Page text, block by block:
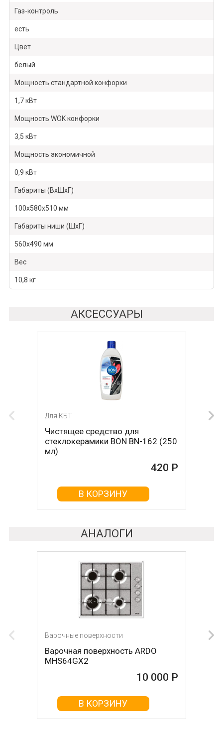
Газ-контроль
есть
Цвет
белый
Мощность стандартной конфорки
1,7 кВт
Мощность WOK конфорки
3,5 кВт
Мощность экономичной
0,9 кВт
Габариты (ВхШхГ)
100х580х510 мм
Габариты ниши (ШхГ)
560х490 мм
Вес
10,8 кг
АКСЕССУАРЫ
Для КБТ
Чистящее средство для
стеклокерамики BON BN-162 (250
мл)
420 Р
В КОРЗИНУ
Для КБТ
Скребок для ухода за
стеклокерамикой BON BN-603
В КОРЗИНУ
АНАЛОГИ
Варочные поверхности
Варочная поверхность ARDO
MHS64GX2
10 000 Р
В КОРЗИНУ
Варочные поверхности
Варочная поверхность KRONA
Hagel 60 WH W
10 000 Р
В КОРЗИНУ